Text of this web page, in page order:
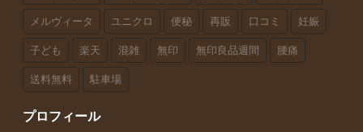
メルヴィータ ユニクロ 便秘 再販 口コミ 妊娠
子ども 楽天 混雑 無印 無印良品週間 腰痛
送料無料 駐車場
プロフィール